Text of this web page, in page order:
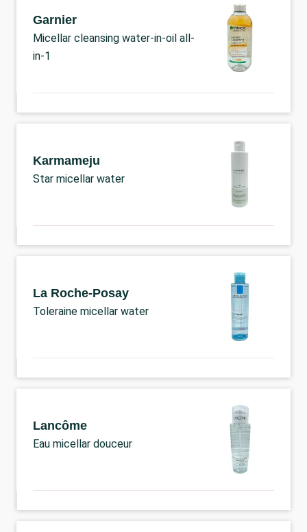
Garnier
Micellar cleansing water-in-oil all-
in-1
Karmameju
Star micellar water
La Roche-Posay
Toleraine micellar water
Lancôme
Eau micellar douceur